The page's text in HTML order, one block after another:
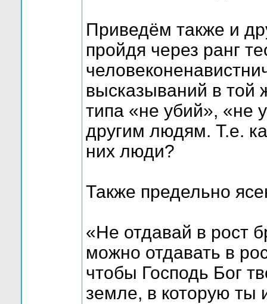
Приведём также и
пройдя через ранг
высказываний в той
типа «не убий», «не
другим людям. Т.е.
них люди?
Также предельно
«Не отдавай в рост
можно отдавать в
чтобы Господь Бог
земле, в которую ты